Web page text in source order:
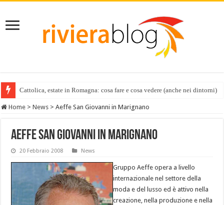
Cattolica, estate in Romagna: cosa fare e cosa vedere (anche nei dintorni)
Home > News > Aeffe San Giovanni in Marignano
Aeffe San Giovanni in Marignano
20 Febbraio 2008 News
Gruppo Aeffe opera a livello
internazionale nel settore della
moda e del lusso ed è attivo nella
creazione, nella produzione e nella